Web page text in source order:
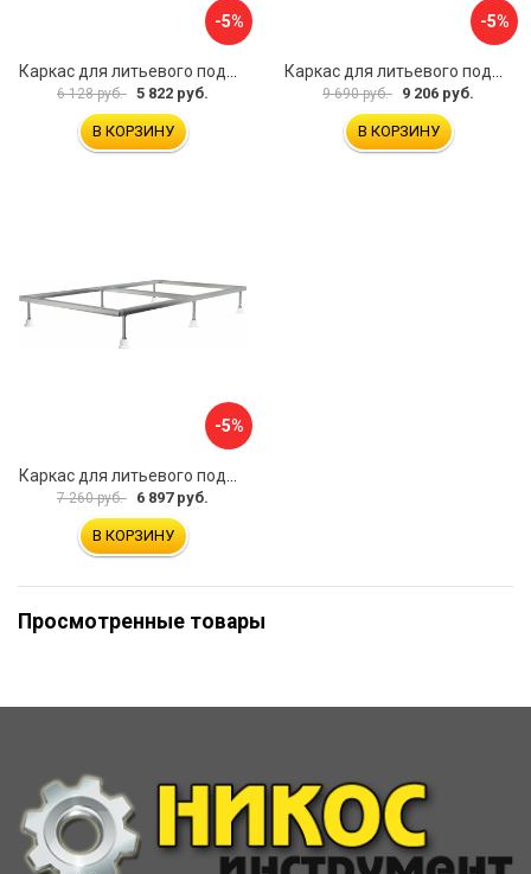
-5%
6 128 руб. 5 822 руб.
В КОРЗИНУ
-5%
9 690 руб. 9 206 руб.
В КОРЗИНУ
-5%
7 260 руб. 6 897 руб.
В КОРЗИНУ
Просмотренные товары